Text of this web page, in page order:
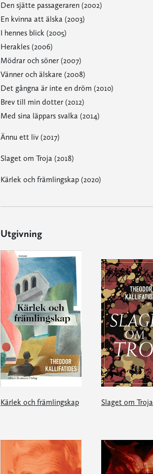
Den sjätte passageraren (2002)
En kvinna att älska (2003)
I hennes blick (2005)
Herakles (2006)
Mödrar och söner (2007)
Vänner och älskare (2008)
Det gångna är inte en dröm (2010)
Brev till min dotter (2012)
Med sina läppars svalka (2014)
Ännu ett liv (2017)
Slaget om Troja (2018)
Kärlek och främlingskap (2020)
Utgivning
Kärlek och främlingskap Slaget om Troja